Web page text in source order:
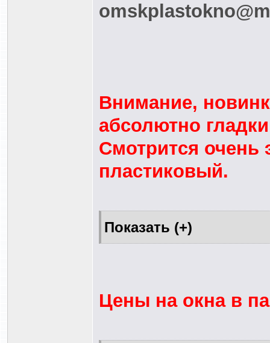
Внимание,
абсолютно
Смотрится очень
пластиковый.
Цены на окна в